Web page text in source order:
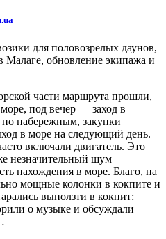
для половозрелых даунов,
Малаге, обновление экипажа и
части маршрута прошли,
под вечер — заход в
набережным, закупки
в море на следующий день.
включали двигатель. Это
незначительный шум
нахождения в море. Благо, на
мощные колонки в кокпите и
выползти в кокпит:
о музыке и обсуждали